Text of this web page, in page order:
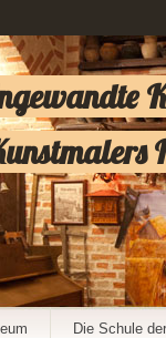
Die Schule